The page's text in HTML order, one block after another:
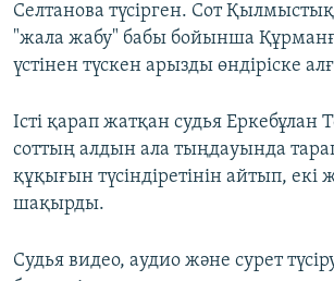
Селтанова түсірген. Сот Қылмыстық
"жала жабу" бабы бойынша
үстінен түскен арызды өндіріске
Істі қарап жатқан судья Еркебұлан
соттың алдын ала тыңдауында
құқығын түсіндіретінін айтып, екі
шақырды.
Судья видео, аудио және сурет